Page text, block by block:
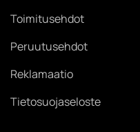
Toimitusehdot
Peruutusehdot
Reklamaatio
Tietosuojaseloste